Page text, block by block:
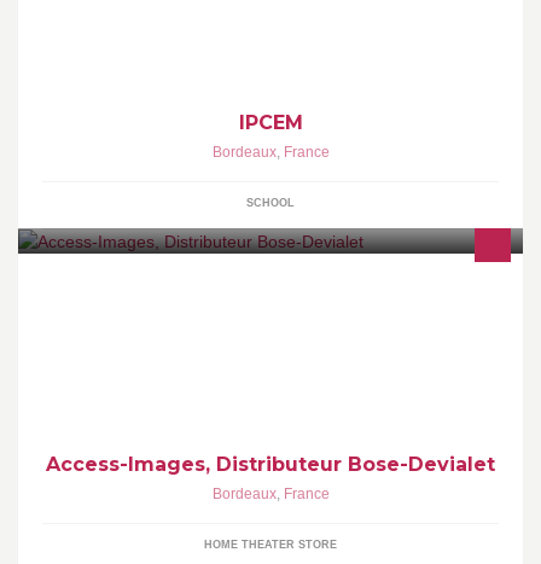
IPCEM
Bordeaux, France
SCHOOL
Access-Images, Distributeur Bose-Devialet
Bordeaux, France
HOME THEATER STORE